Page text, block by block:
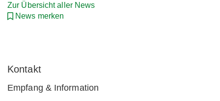
Zur Übersicht aller News
News merken
Kontakt
Empfang & Information